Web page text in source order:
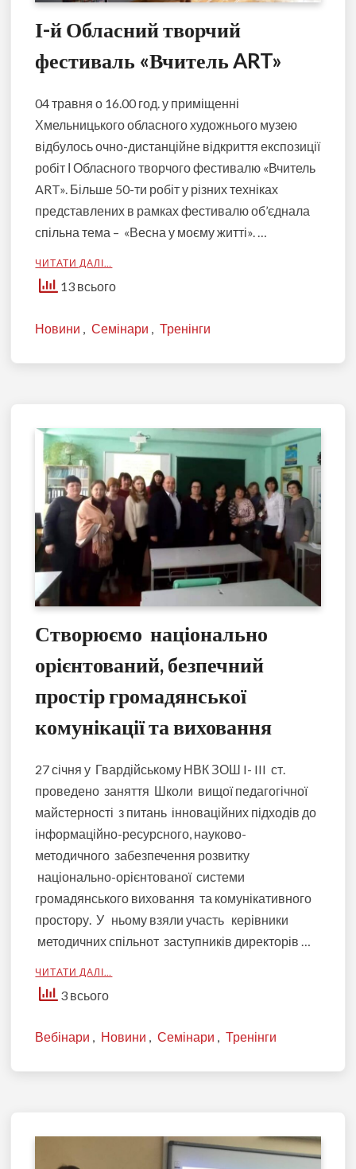
І-й Обласний творчий
фестиваль «Вчитель ART»
04 травня о 16.00 год. у приміщенні
Хмельницького обласного художнього музею
відбулось очно-дистанційне відкриття експозиції
робіт І Обласного творчого фестивалю «Вчитель
ART». Більше 50-ти робіт у різних техніках
представлених в рамках фестивалю об’єднала
спільна тема – «Весна у моєму житті». …
ЧИТАТИ ДАЛІ…
13 всього
Новини Семінари Тренінги
Створюємо національно
орієнтований, безпечний
простір громадянської
комунікації та виховання
27 січня у Гвардійському НВК ЗОШ I- III ст.
проведено заняття Школи вищої педагогічної
майстерності з питань інноваційних підходів до
інформаційно-ресурсного, науково-
методичного забезпечення розвитку
національно-орієнтованої системи
громадянського виховання та комунікативного
простору. У ньому взяли участь керівники
методичних спільнот заступників директорів …
ЧИТАТИ ДАЛІ…
3 всього
Вебінари , Новини , Семінари , Тренінги